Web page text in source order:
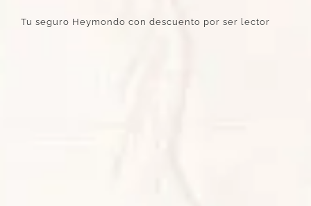
Tu seguro Heymondo con descuento por ser lector